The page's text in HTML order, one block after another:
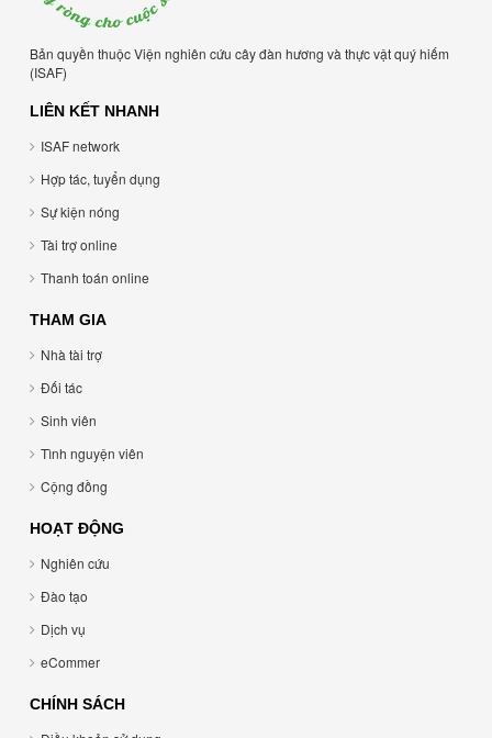
Bản quyền thuộc Viện nghiên cứu cây đàn hương và thực vật quý hiếm
(ISAF)
LIÊN KẾT NHANH
ISAF network
Hợp tác, tuyển dụng
Sự kiện nóng
Tài trợ online
Thanh toán online
THAM GIA
Nhà tài trợ
Đối tác
Sinh viên
Tình nguyện viên
Cộng đồng
HOẠT ĐỘNG
Nghiên cứu
Đào tạo
Dịch vụ
eCommer
CHÍNH SÁCH